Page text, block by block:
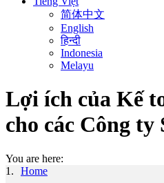
简体中文
English
हिन्दी
Indonesia
Melayu
Lợi ích của Kế
cho các Công ty
You are here:
Home